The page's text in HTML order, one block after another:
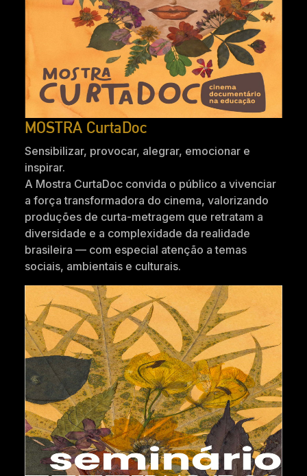
MOSTRA CurtaDoc
Sensibilizar, provocar, alegrar, emocionar e
inspirar.
A Mostra CurtaDoc convida o público a vivenciar
a força transformadora do cinema, valorizando
produções de curta-metragem que retratam a
diversidade e a complexidade da realidade
brasileira — com especial atenção a temas
sociais, ambientais e culturais.